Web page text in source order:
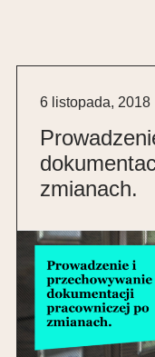
6 listopada, 2018
zmianach.